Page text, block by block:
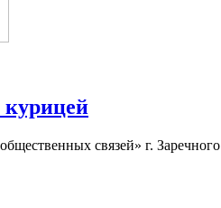
курицей
связей» г. Заречного